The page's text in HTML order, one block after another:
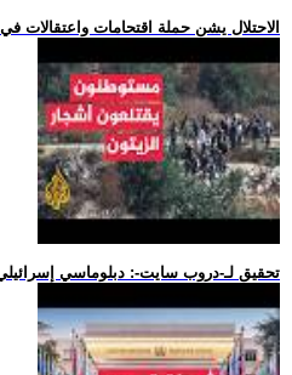
.. الاحتلال يشن حملة اقتحامات واعتقالات
.. تحقيق لـ-دروب سايت-: دبلوماسي